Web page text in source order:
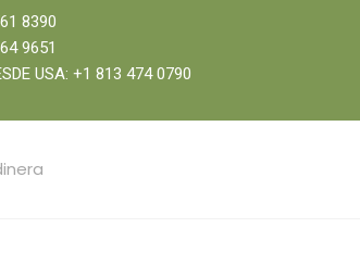
8390
9651
USA: +1 813 474 0790